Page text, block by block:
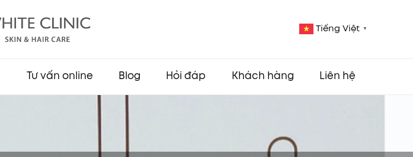
Tiếng Việt ▼
Tư vấn online Blog Hỏi đáp Khách hàng Liên hệ